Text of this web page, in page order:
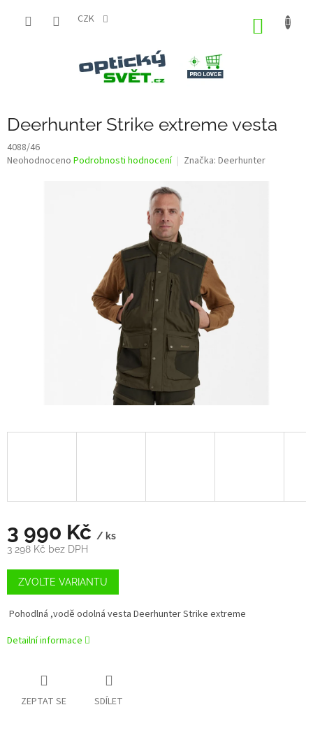
CZK
Deerhunter Strike extreme vesta
4088/46
Průměrné
Neohodnoceno Podrobnosti hodnocení Značka: Deerhunter
3 990 Kč / ks
3 298 Kč bez DPH
Měrná
cena:
ZVOLTE VARIANTU
Pohodlná ,vodě odolná vesta Deerhunter Strike extreme
Detailní informace
ZEPTAT SE SDÍLET